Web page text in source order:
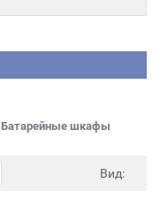
Батарейные шкафы
Вид: